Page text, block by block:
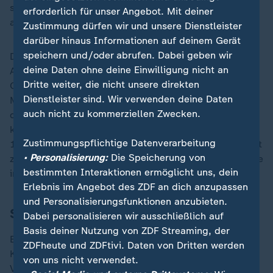
sehr hoch. "Die Haushaltslage ist und bleibt
angespannt, insbesondere auch in den Kommunen."
Die Präsidentin der Vereinigung der kommunalen
Arbeitgeberverbände (VKA), die Gelsenkirchener
Oberbürgermeisterin Karin Welge (SPD), wies auf die
Mehrkosten hin. Allein die Entgeltforderungen und die
drei zusätzlichen freien Tage würden für die
kommunalen Arbeitgeber Zusatzkosten von insgesamt
14,88 Milliarden Euro bedeuten. "Das ist schlicht nicht
zu stemmen und passt nicht in diese Zeit", sagte Welge
im Oktober.
Sind Warnstreiks möglich?
Bei der zurückliegenden Tarifrunde hatten sich Bund,
Kommunen und Gewerkschaften nach zähen
Verhandlungen 2023 auf ein Plus von 5,5 Prozent
erforderlich für unser Angebot. Mit deiner
Zustimmung dürfen wir und unsere Dienstleister
darüber hinaus Informationen auf deinem Gerät
speichern und/oder abrufen. Dabei geben wir
deine Daten ohne deine Einwilligung nicht an
Dritte weiter, die nicht unsere direkten
Dienstleister sind. Wir verwenden deine Daten
auch nicht zu kommerziellen Zwecken.
Zustimmungspflichtige Datenverarbeitung
• Personalisierung:Die Speicherung von
bestimmten Interaktionen ermöglicht uns, dein
Erlebnis im Angebot des ZDF an dich anzupassen
und Personalisierungsfunktionen anzubieten.
Dabei personalisieren wir ausschließlich auf
Basis deiner Nutzung von ZDF Streaming, der
ZDFheute und ZDFtivi. Daten von Dritten werden
von uns nicht verwendet.